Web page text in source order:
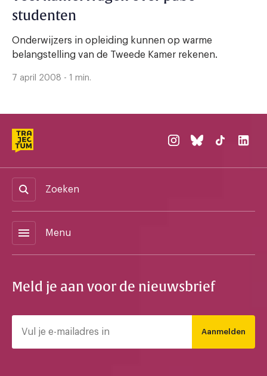
studenten
Onderwijzers in opleiding kunnen op warme
belangstelling van de Tweede Kamer rekenen.
7 april 2008 - 1 min.
Zoeken
menu Menu
Meld je aan voor de nieuwsbrief
Aanmelden